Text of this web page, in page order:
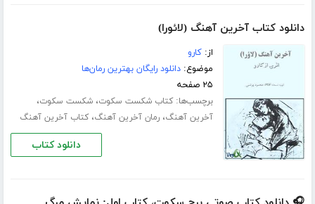
دانلود کتاب آخرین آهنگ (لائورا)
از:کارو
موضوع:دانلود رایگان بهترین رمان‌ها
۲۵ صفحه
برچسب‌ها:کتاب شکست سکوت،شکست سکوت،
آخرین آهنگ،رمان آخرین آهنگ،کتاب آخرین آهنگ
دانلود کتاب